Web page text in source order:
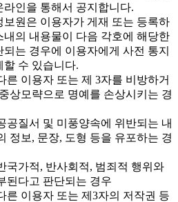
라인을 통해서 공지합니다.
원은 이용자가 게재 또는 등록하
내의 내용물이 다음 각호에 해당한
되는 경우에 이용자에게 사전 통지
할 수 있습니다.
른 이용자 또는 제 3자를 비방하거
상모략으로 명예를 손상시키는 경
공질서 및 미풍양속에 위반되는 내
정보, 문장, 도형 등을 유포하는 경
국가적, 반사회적, 범죄적 행위와
된다고 판단되는 경우
른 이용자 또는 제3자의 저작권 등